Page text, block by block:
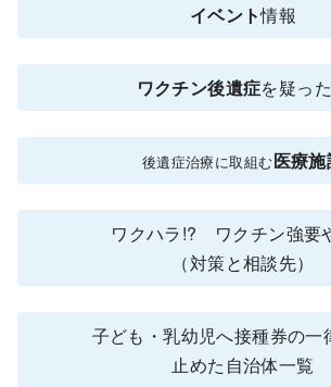
イベント情報
ワクチン後遺症を疑っ
後遺症治療に取組む医療施
ワクハラ!? ワクチン強要
（対策と相談先）
子ども・乳幼児へ接種券の一
止めた自治体一覧